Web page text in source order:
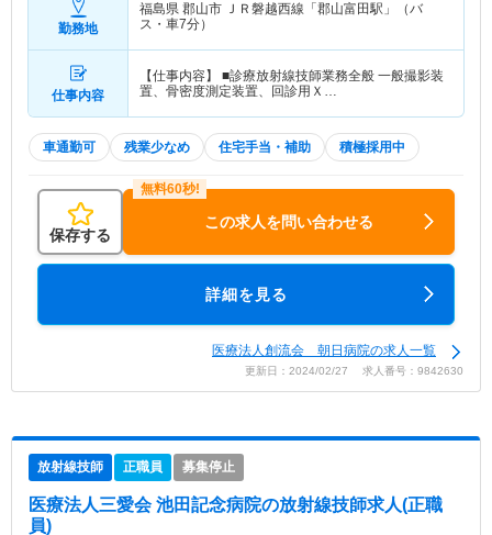
勤務地
福島県 郡山市 ＪＲ磐越西線「郡山富田駅」（バ
ス・車7分）
仕事内容
【仕事内容】 ■診療放射線技師業務全般 一般撮影装
置、骨密度測定装置、回診用Ｘ…
車通勤可 残業少なめ 住宅手当・補助 積極採用中
保存する
この求人を問い合わせる
詳細を見る
医療法人創流会 朝日病院の求人一覧
更新日：2024/02/27 求人番号：9842630
放射線技師 正職員 募集停止
医療法人三愛会 池田記念病院の放射線技師求人(正職
員)